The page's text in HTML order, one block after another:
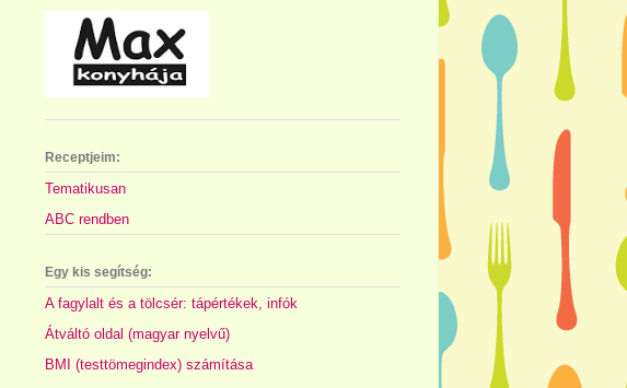
Receptjeim:
Tematikusan
ABC rendben
Egy kis segítség:
A fagylalt és a tölcsér: tápértékek, infók
Átváltó oldal (magyar nyelvű)
BMI (testtömegindex) számítása